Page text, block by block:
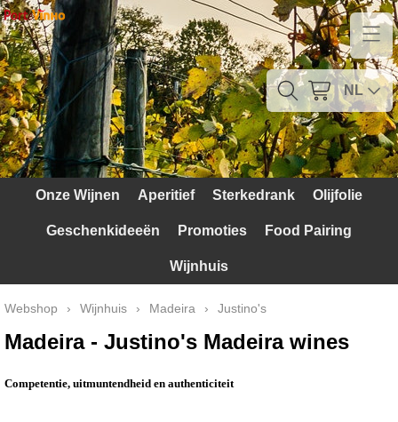
Home
Contact
Mijn account
Verzendkosten
Witte druiven
NL
Onze Wijnen Aperitief Sterkedrank Olijfolie
Geschenkideeën Promoties Food Pairing
Wijnhuis
Webshop › Wijnhuis › Madeira › Justino's
Madeira - Justino's Madeira wines
Competentie, uitmuntendheid en authenticiteit